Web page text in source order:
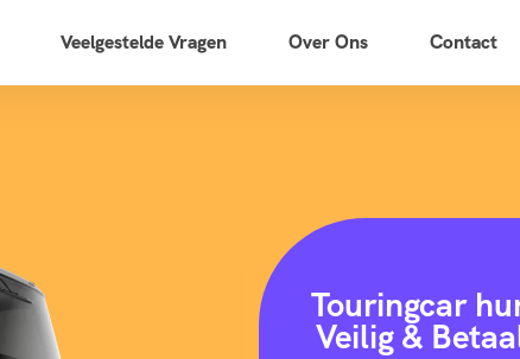
Veelgestelde Vragen Over Ons Contact
Touringcar
Veilig &